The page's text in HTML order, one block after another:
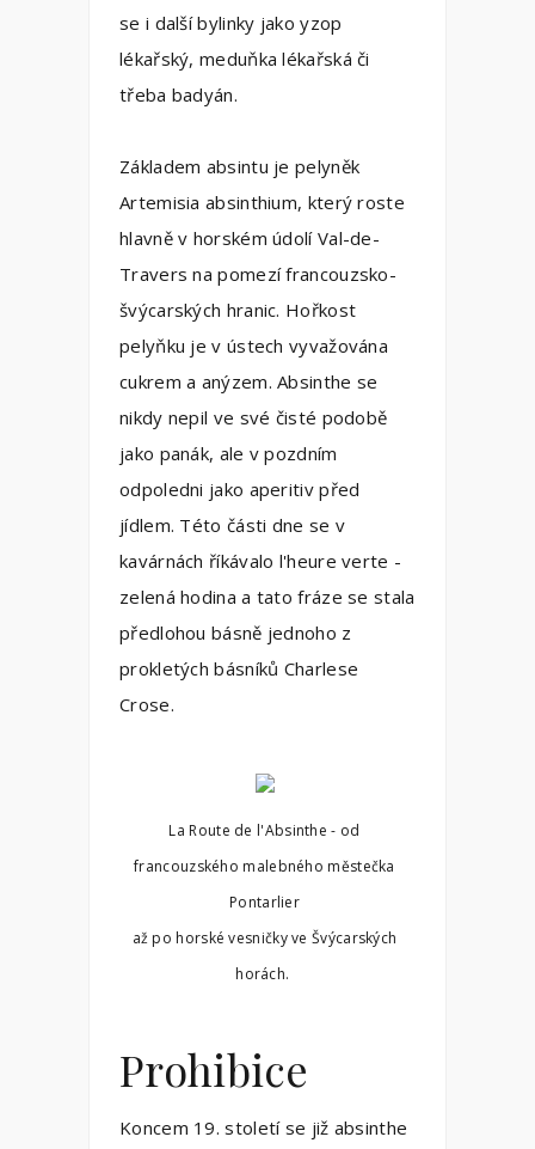
se i další bylinky jako yzop
lékařský, meduňka lékařská či
třeba badyán.
Základem absintu je pelyněk
Artemisia absinthium, který roste
hlavně v horském údolí Val-de-
Travers na pomezí francouzsko-
švýcarských hranic. Hořkost
pelyňku je v ústech vyvažována
cukrem a anýzem. Absinthe se
nikdy nepil ve své čisté podobě
jako panák, ale v pozdním
odpoledni jako aperitiv před
jídlem. Této části dne se v
kavárnách říkávalo l'heure verte -
zelená hodina a tato fráze se stala
předlohou básně jednoho z
prokletých básníků Charlese
Crose.
La Route de l'Absinthe - od
francouzského malebného městečka
Pontarlier
až po horské vesničky ve Švýcarských
horách.
Prohibice
Koncem 19. století se již absinthe